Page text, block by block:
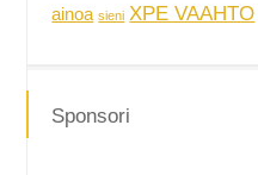
ainoa sieni XPE VAAHTO
Sponsori